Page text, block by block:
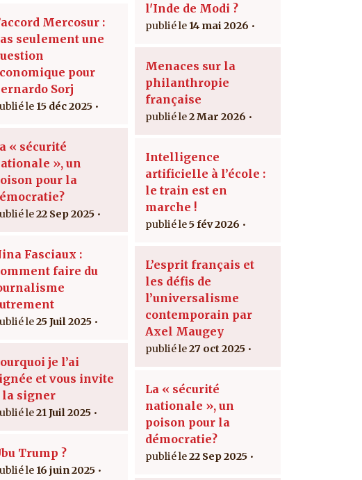
Mercosur :
seulement une
pour
Sorj
15 déc 2025
« sécurité
», un
pour la
22 Sep 2025
Fasciaux :
faire du
25 Juil 2025
je l’ai
et vous invite
la signer
21 Juil 2025
Trump ?
16 juin 2025
l'Inde de Modi ?
14 mai 2026
Menaces sur la
philanthropie
française
2 Mar 2026
Intelligence
artificielle à l’école :
le train est en
marche !
5 fév 2026
L’esprit français et
les défis de
l’universalisme
contemporain par
Axel Maugey
27 oct 2025
La « sécurité
nationale », un
poison pour la
démocratie?
22 Sep 2025